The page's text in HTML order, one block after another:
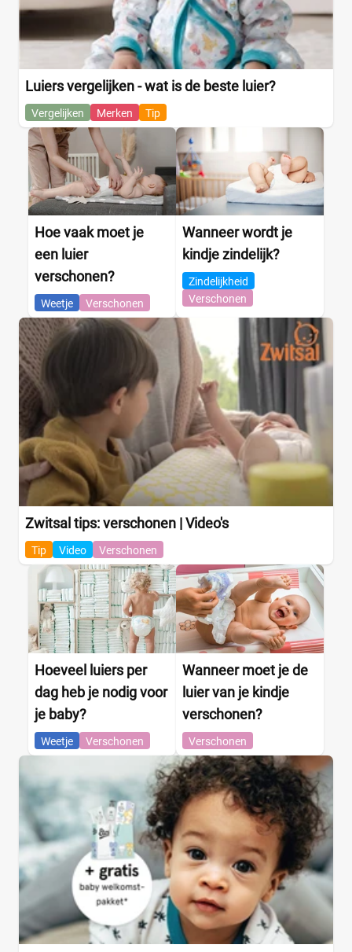
Meisje
Drogist
Etos
Kruidvat
Trekpleister (6)
Supermarkt (12)
Albert Heijn
Aldi
Boon's Markt
Dekamarkt
▼ +9 meer
Webshop
(38)
Amazon
(5)
BigGreenSmile
Bol
▼ +9 meer
Luiers vergelijken - wat is de beste luier?
Vergelijken Merken Tip
Hoe vaak moet je
een luier
verschonen?
Weetje Verschonen
Wanneer wordt je
kindje zindelijk?
Zindelijkheid
Verschonen
Zwitsal tips: verschonen | Video's
Tip Video Verschonen
Hoeveel luiers per
dag heb je nodig voor
je baby?
Weetje Verschonen
Wanneer moet je de
luier van je kindje
verschonen?
Verschonen